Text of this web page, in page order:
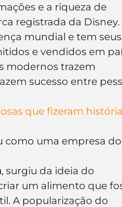
e a riqueza de
registrada da Disney.
mundial e tem seus
e vendidos em
modernos trazem
sucesso entre
que fizeram história
como uma empresa do
, surgiu da ideia do
um alimento que
A popularização do